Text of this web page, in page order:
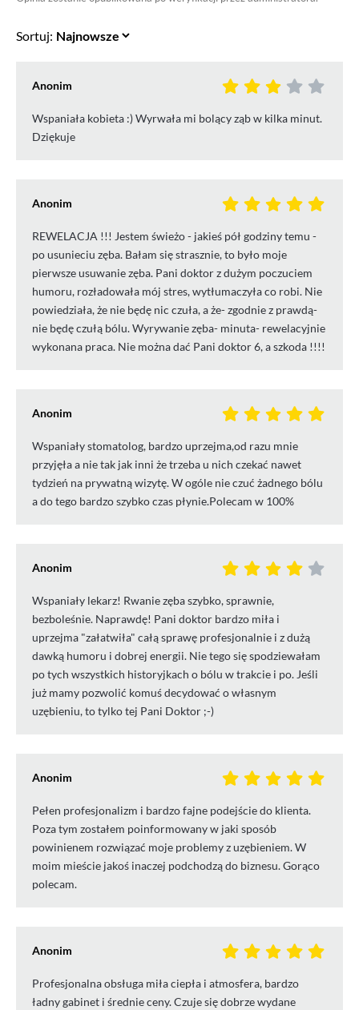
Sortuj:
Anonim
Wspaniała kobieta :) Wyrwała mi bolący ząb w kilka minut.
Dziękuje
Anonim
REWELACJA !!! Jestem świeżo - jakieś pół godziny temu -
po usunieciu zęba. Bałam się strasznie, to było moje
pierwsze usuwanie zęba. Pani doktor z dużym poczuciem
humoru, rozładowała mój stres, wytłumaczyła co robi. Nie
powiedziała, że nie będę nic czuła, a że- zgodnie z prawdą-
nie będę czułą bólu. Wyrywanie zęba- minuta- rewelacyjnie
wykonana praca. Nie można dać Pani doktor 6, a szkoda !!!!
Anonim
Wspaniały stomatolog, bardzo uprzejma,od razu mnie
przyjęła a nie tak jak inni że trzeba u nich czekać nawet
tydzień na prywatną wizytę. W ogóle nie czuć żadnego bólu
a do tego bardzo szybko czas płynie.Polecam w 100%
Anonim
Wspaniały lekarz! Rwanie zęba szybko, sprawnie,
bezboleśnie. Naprawdę! Pani doktor bardzo miła i
uprzejma "załatwiła" całą sprawę profesjonalnie i z dużą
dawką humoru i dobrej energii. Nie tego się spodziewałam
po tych wszystkich historyjkach o bólu w trakcie i po. Jeśli
już mamy pozwolić komuś decydować o własnym
uzębieniu, to tylko tej Pani Doktor ;-)
Anonim
Pełen profesjonalizm i bardzo fajne podejście do klienta.
Poza tym zostałem poinformowany w jaki sposób
powinienem rozwiązać moje problemy z uzębieniem. W
moim mieście jakoś inaczej podchodzą do biznesu. Gorąco
polecam.
Anonim
Profesjonalna obsługa miła ciepła i atmosfera, bardzo
ładny gabinet i średnie ceny. Czuje się dobrze wydane